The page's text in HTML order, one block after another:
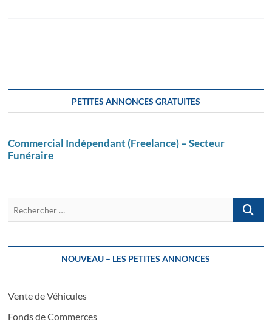
PETITES ANNONCES GRATUITES
Commercial Indépendant (Freelance) – Secteur
Funéraire
…
NOUVEAU – LES PETITES ANNONCES
Vente de Véhicules
Fonds de Commerces